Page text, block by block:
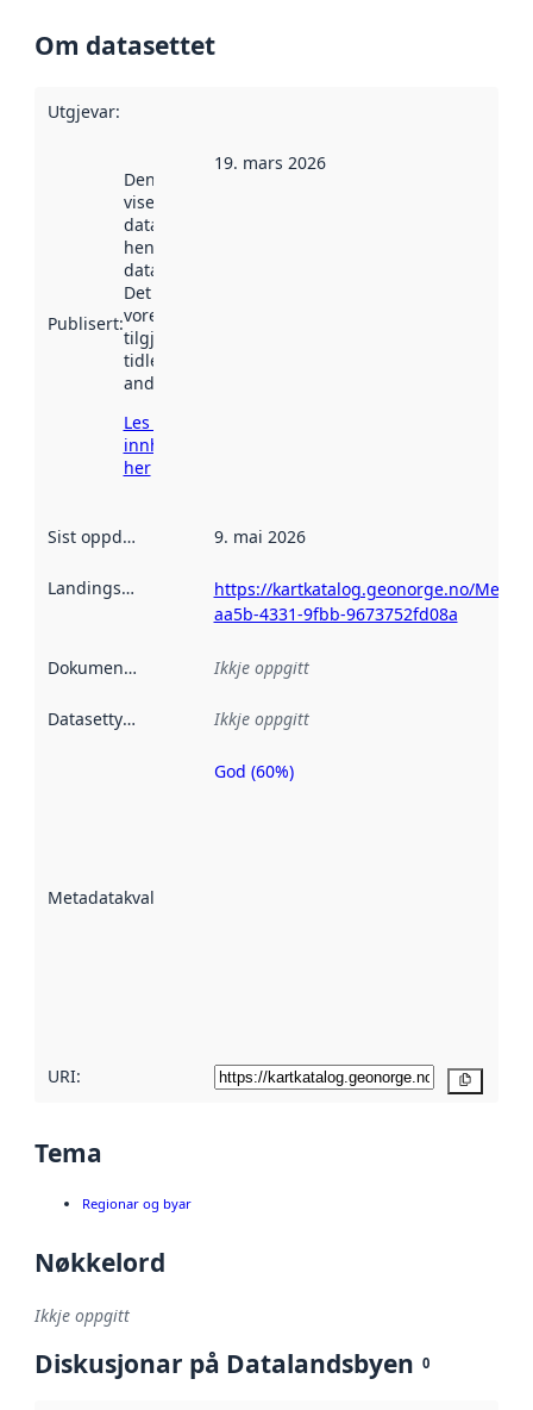
Om datasettet
Utgjevar:
Publisert:
Denne datoen
viser når
datasettet vart
henta inn av
data.norge.no.
Det kan ha
vore
tilgjengeleg
tidlegare
andre stader.
Les meir om
innhenting
her
19. mars 2026
Sist oppdatert 9. mai 2026
Landingsside
https://kartkatalog.geonorge.no/
aa5b-4331-9fbb-9673752fd08a
Dokumentasjon Ikkje oppgitt
Datasettype Ikkje oppgitt
Metadatakvalitet
Metadatakvalitet
God (60%)
URI:
Tema
Regionar og byar
Nøkkelord
Ikkje oppgitt
Diskusjonar på Datalandsbyen 0